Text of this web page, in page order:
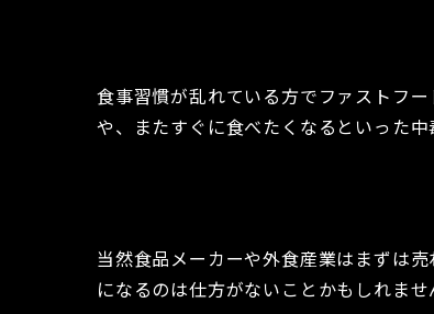
食事習慣が乱れている方でファストフ
や、またすぐに食べたくなるといった中
当然食品メーカーや外食産業はまずは
になるのは仕方がないことかもしれませ